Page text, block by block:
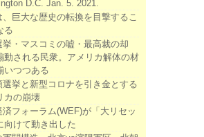
D.C. Jan. 5. 2021.
、巨大な歴史の転換を目撃するこ
る
挙・マスコミの嘘・最高裁の却
動される民衆。アメリカ解体の材
いつつある
選挙と新型コロナを引き金とする
カの崩壊
済フォーラム(WEF)が「大リセッ
向けて動き出した